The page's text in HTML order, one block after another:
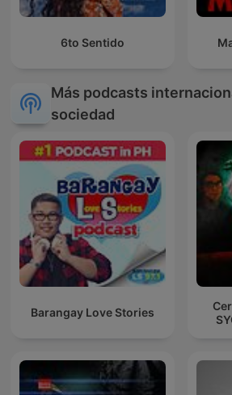
6to Sentido
Más podcasts
sociedad
Barangay Love Stories